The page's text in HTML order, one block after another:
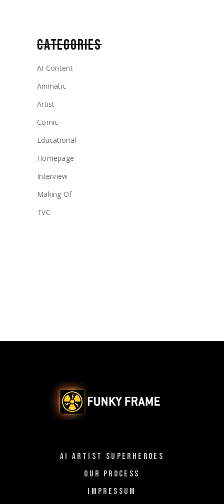
CATEGORIES
AI Content
Animatic
Artist
Comic
Educational
Homepage
Interview
Making Of
TVC
AI ARTIST SUPERHEROES
OUR PROCESS
IMPRESSUM